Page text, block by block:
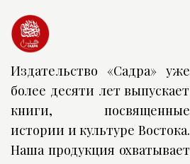
Издательство «Садра» уже
более десяти лет выпускает
книги, посвященные
истории и культуре Востока.
Наша продукция охватывает